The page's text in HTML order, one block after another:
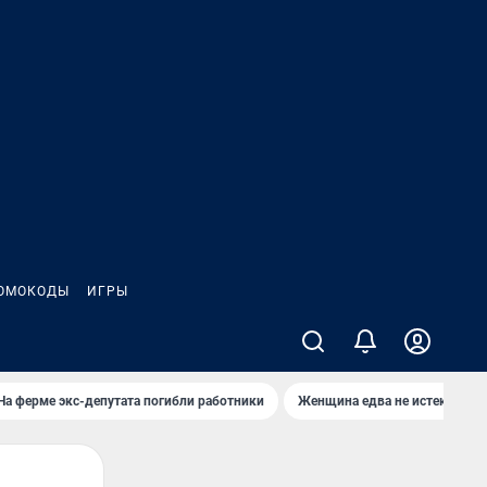
ИГРЫ
ферме экс-депутата погибли работники Женщина едва не истекла